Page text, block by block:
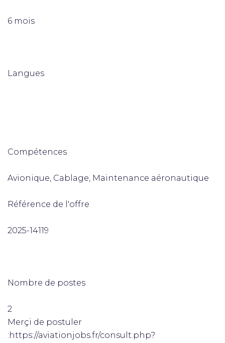
6 mois
Langues
Compétences
Avionique, Cablage, Maintenance aéronautique
Référence de l'offre
2025-14119
Nombre de postes
2
Merçi de postuler
:https://aviationjobs.fr/consult.php?